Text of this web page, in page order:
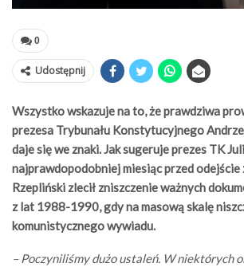
0
Udostępnij
Wszystko wskazuje na to, że prawdziwa
prezesa Trybunału Konstytucyjnego
daje się we znaki. Jak sugeruje prezes TK
najprawdopodobniej miesiąc przed odejście
Rzepliński zlecił zniszczenie ważnych
z lat 1988-1990, gdy na masową skalę
komunistycznego wywiadu.
– Poczyniliśmy dużo ustaleń. W niektórych